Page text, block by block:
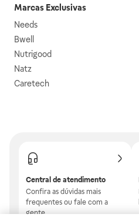
Marcas Exclusivas
Needs
Bwell
Nutrigood
Natz
Caretech
Central de atendimento
Confira as dúvidas mais
frequentes ou fale com a
gente.